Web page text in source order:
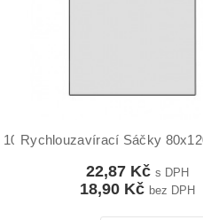
100ksRychlouzavírací Sáčky
22,87 Kč s DPH
18,90 Kč bez DPH